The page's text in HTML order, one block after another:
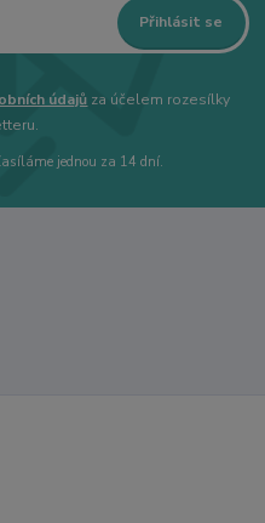
Přihlásit se
údajů za účelem rozesílky
jednou za 14 dní.